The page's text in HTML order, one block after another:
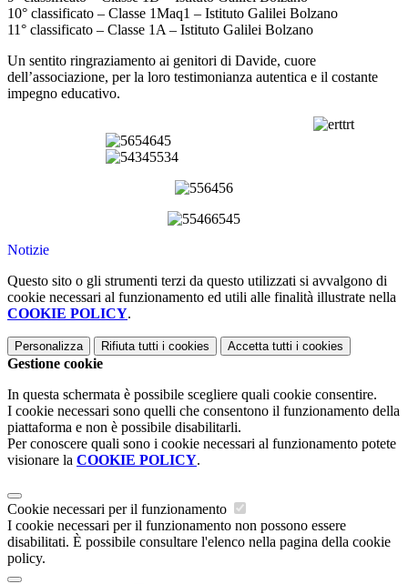
10° classificato – Classe 1Maq1 – Istituto Galilei Bolzano
11° classificato – Classe 1A – Istituto Galilei Bolzano
Un sentito ringraziamento ai genitori di Davide, cuore
dell’associazione, per la loro testimonianza autentica e il costante
impegno educativo.
Notizie
Questo sito o gli strumenti terzi da questo utilizzati si avvalgono di
cookie necessari al funzionamento ed utili alle finalità illustrate nella
COOKIE POLICY.
Personalizza Rifiuta tutti i cookies Accetta tutti i cookies
Gestione cookie
In questa schermata è possibile scegliere quali cookie consentire.
I cookie necessari sono quelli che consentono il funzionamento della
piattaforma e non è possibile disabilitarli.
Per conoscere quali sono i cookie necessari al funzionamento potete
visionare la COOKIE POLICY.
Cookie necessari per il funzionamento
I cookie necessari per il funzionamento non possono essere
disabilitati. È possibile consultare l'elenco nella pagina della cookie
policy.